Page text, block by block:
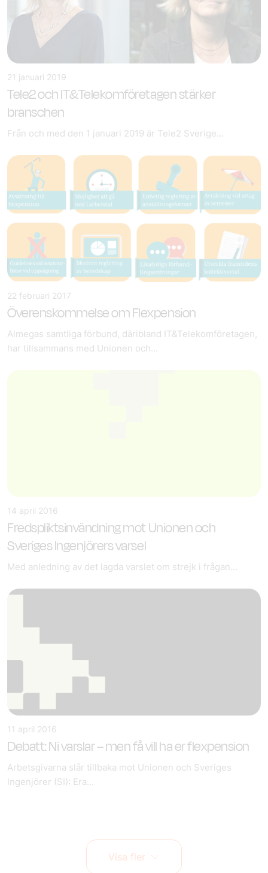
21 januari 2019
Tele2 och IT&Telekomföretagen stärker
branschen
Från och med den 1 januari 2019 är Tele2 Sverige...
22 februari 2017
Överenskommelse om Flexpension
Almegas samtliga förbund, däribland IT&Telekomföretagen,
har tillsammans med Unionen och...
14 april 2016
Fredspliktsinvändning mot Unionen och
Sveriges Ingenjörers varsel
Med anledning av det lagda varslet om strejk i frågan...
11 april 2016
Debatt: Ni varslar – men få vill ha er flexpension
Arbetsgivarna slår tillbaka mot Unionen och Sveriges
Ingenjörer (SI): Era...
Visa fler